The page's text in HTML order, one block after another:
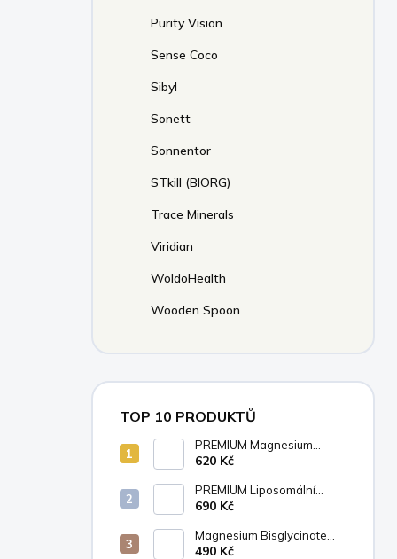
Purity Vision
Sense Coco
Sibyl
Sonett
Sonnentor
STkill (BIORG)
Trace Minerals
Viridian
WoldoHealth
Wooden Spoon
TOP 10 PRODUKTŮ
PREMIUM Magnesium
bisglycinát ULTRA RELAX
GABA, Apigenin z
heřmánku), 90 kapslí
620 Kč
PREMIUM Liposomální
Vitamín D3 + K2 MK-7, 2000
vstřebatelný, 90 kapslí
690 Kč
Magnesium Bisglycinate
PREMIUM 1000 mg +
490 Kč